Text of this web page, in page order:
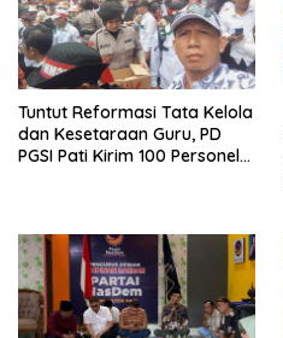
Tuntut Reformasi Tata Kelola
dan Kesetaraan Guru, PD
PGSI Pati Kirim 100 Personel